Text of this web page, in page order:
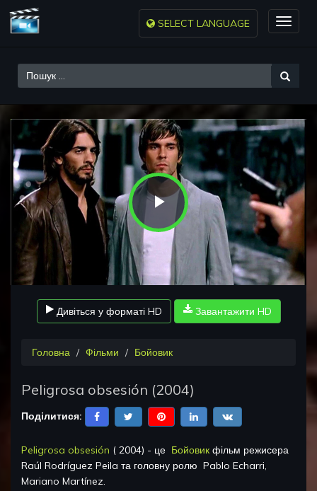
Toggle
SELECT LANGUAGE
Play
Video
Дивіться у форматі HD Завантажити HD
Головна Фільми Бойовик
Peligrosa obsesión (2004)
Поділитися:
Peligrosa obsesión ( 2004) - це Бойовик фільм режисера
Raúl Rodríguez Peila та головну ролю Pablo Echarri,
Mariano Martínez.